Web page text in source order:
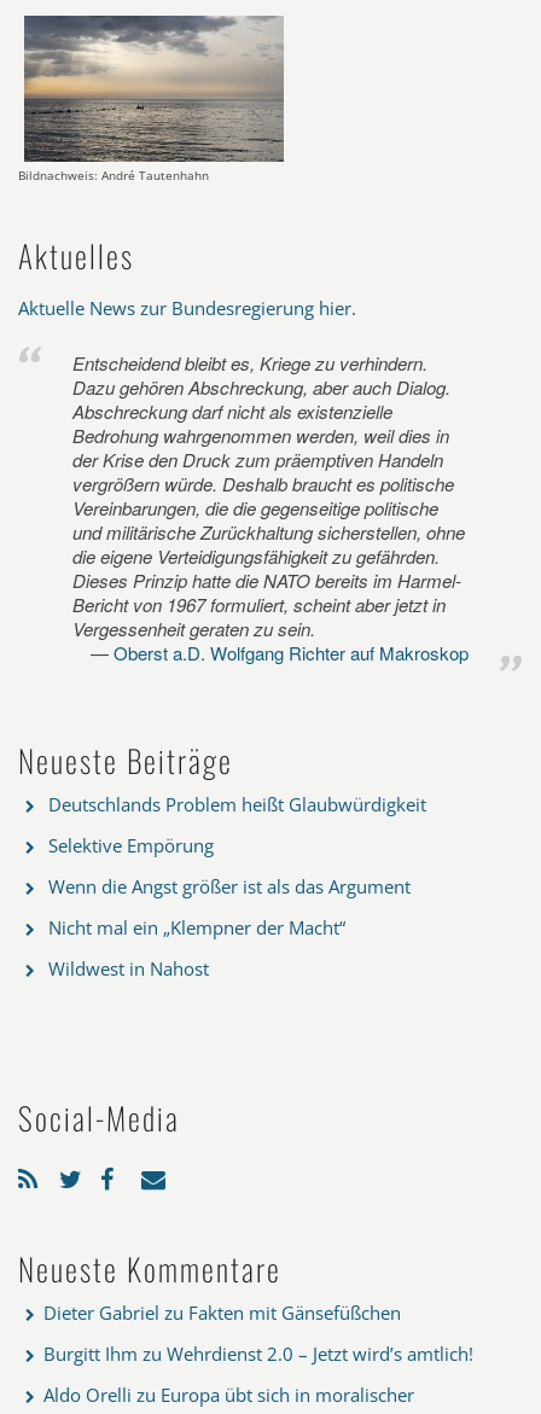
Bildnachweis: André Tautenhahn
Aktuelles
Aktuelle News zur Bundesregierung hier.
Entscheidend bleibt es, Kriege zu verhindern.
Dazu gehören Abschreckung, aber auch Dialog.
Abschreckung darf nicht als existenzielle
Bedrohung wahrgenommen werden, weil dies in
der Krise den Druck zum präemptiven Handeln
vergrößern würde. Deshalb braucht es politische
Vereinbarungen, die die gegenseitige politische
und militärische Zurückhaltung sicherstellen, ohne
die eigene Verteidigungsfähigkeit zu gefährden.
Dieses Prinzip hatte die NATO bereits im Harmel-
Bericht von 1967 formuliert, scheint aber jetzt in
Vergessenheit geraten zu sein.
Oberst a.D. Wolfgang Richter auf Makroskop
Neueste Beiträge
Deutschlands Problem heißt Glaubwürdigkeit
Selektive Empörung
Wenn die Angst größer ist als das Argument
Nicht mal ein „Klempner der Macht“
Wildwest in Nahost
Social-Media
Neueste Kommentare
Dieter Gabriel zu Fakten mit Gänsefüßchen
Burgitt Ihm zu Wehrdienst 2.0 – Jetzt wird’s amtlich!
Aldo Orelli zu Europa übt sich in moralischer